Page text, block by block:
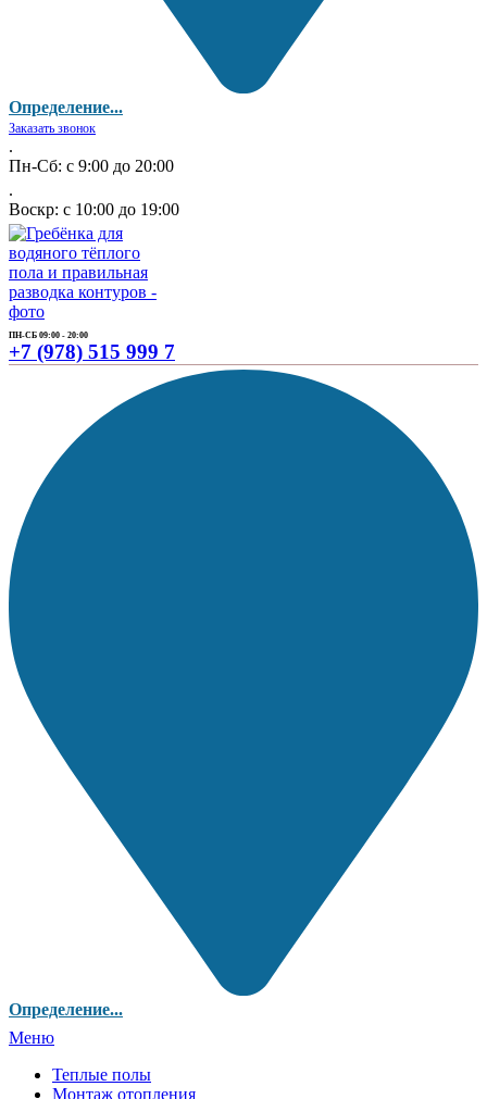
Определение...
Заказать звонок
.
Пн-Сб: с 9:00 до 20:00
.
Воскр: с 10:00 до 19:00
ПН-СБ 09:00 - 20:00
+7 (978) 515 999 7
Определение...
Меню
Теплые полы
Монтаж отопления